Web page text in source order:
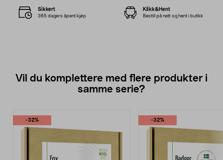
Sikkert
365 dagers åpent kjøp
Klikk&Hent
Bestill på nett og hent i butikk
Vil du komplettere med flere produkter i
samme serie?
-32% -32%